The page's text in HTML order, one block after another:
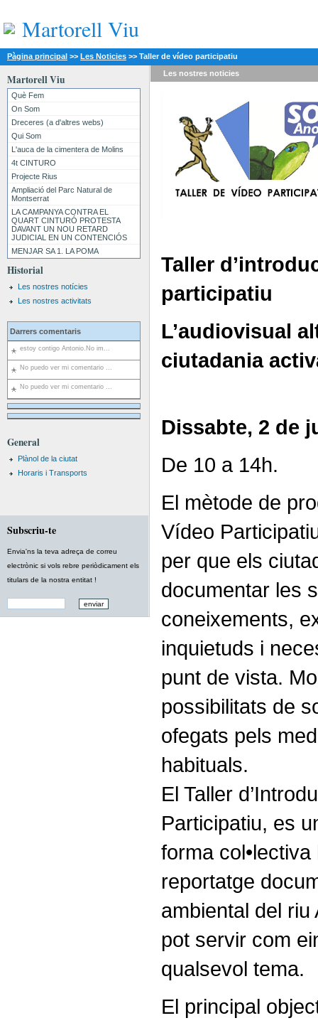
Martorell Viu
Pàgina principal >> Les Noticies >> Taller de vídeo participatiu
Martorell Viu
Què Fem
On Som
Dreceres (a d'altres webs)
Qui Som
L'auca de la cimentera de Molins
4t CINTURO
Projecte Rius
Ampliació del Parc Natural de
Montserrat
LA CAMPANYA CONTRA EL
QUART CINTURÓ PROTESTA
DAVANT UN NOU RETARD
JUDICIAL EN UN CONTENCIÓS
MENJAR SA 1. LA POMA
Historial
Les nostres notícies
Les nostres activitats
Darrers comentaris
estoy contigo Antonio.No im...
No puedo ver mi comentario ...
No puedo ver mi comentario ...
General
Plànol de la ciutat
Horaris i Transports
Subscriu-te
Envia'ns la teva adreça de correu
electrònic si vols rebre periòdicament els
titulars de la nostra entitat !
Les nostres noticies
Taller
participatiu
L’audiovisual
ciutadania
Dissabte, 2 de
De 10 a 14h.
El mètode de
Vídeo
per que els
documentar les
coneixements,
inquietuds i
punt de vista.
possibilitats de
ofegats pels
habituals.
El Taller
Participatiu, es
forma col•lectiva
reportatge
ambiental del
pot servir com
qualsevol tema.
El principal